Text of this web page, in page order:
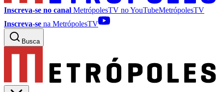
Inscreva-se no canal MetrópolesTV noYouTubeMetrópolesTV
Inscreva-se na MetrópolesTV
Busca